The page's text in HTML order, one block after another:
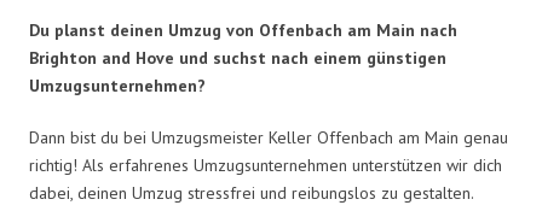
Du planst deinen Umzug von Offenbach am Main nach
Brighton and Hove und suchst nach einem günstigen
Umzugsunternehmen?
Dann bist du bei Umzugsmeister Keller Offenbach am Main genau
richtig! Als erfahrenes Umzugsunternehmen unterstützen wir dich
dabei, deinen Umzug stressfrei und reibungslos zu gestalten.